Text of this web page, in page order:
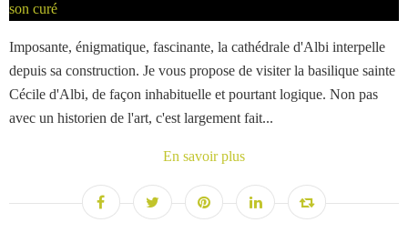
Imposante, énigmatique, fascinante, la cathédrale d'Albi interpelle
depuis sa construction. Je vous propose de visiter la basilique sainte
Cécile d'Albi, de façon inhabituelle et pourtant logique. Non pas
avec un historien de l'art, c'est largement fait...
En savoir plus